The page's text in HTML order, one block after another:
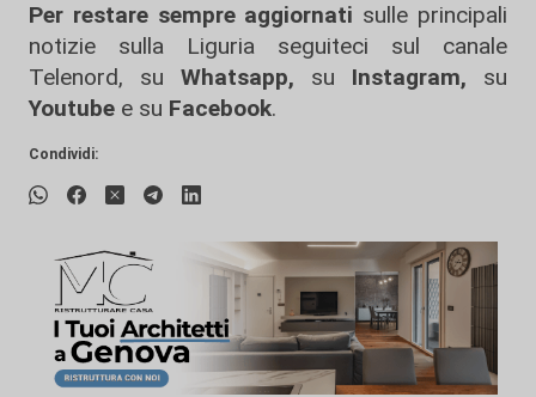
Per restare sempre aggiornati sulle principali
notizie sulla Liguria seguiteci sul canale
Telenord, su
Whatsapp, su Instagram, su
Youtube e su Facebook.
Condividi: